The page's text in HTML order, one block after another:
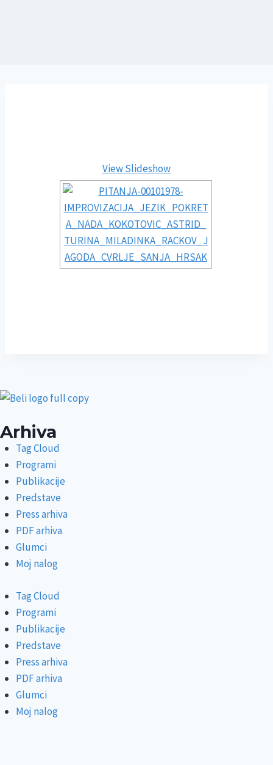
View Slideshow
Arhiva
Tag Cloud
Programi
Publikacije
Predstave
Press arhiva
PDF arhiva
Glumci
Moj nalog
Tag Cloud
Programi
Publikacije
Predstave
Press arhiva
PDF arhiva
Glumci
Moj nalog